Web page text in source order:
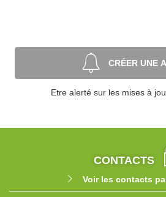
CRÉER UNE
Etre alerté sur les mises à
CONTACTS
Voir les contacts